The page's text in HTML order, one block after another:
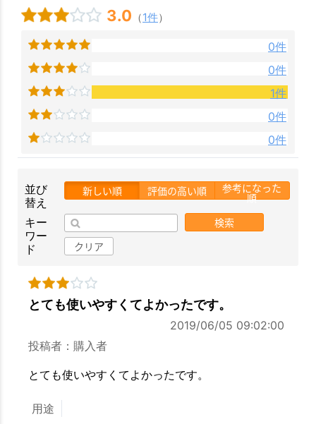
3.0 （1件）
0件
0件
1件
0件
0件
並び
替え
新しい順 評価の高い順 参考になった
順
キー
ワー
ド
検索
クリア
とても使いやすくてよかったです。
2019/06/05 09:02:00
投稿者：購入者
とても使いやすくてよかったです。
用途